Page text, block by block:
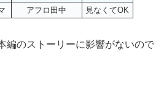
アフロ田中 見なくてOK
編のストーリーに影響がないので